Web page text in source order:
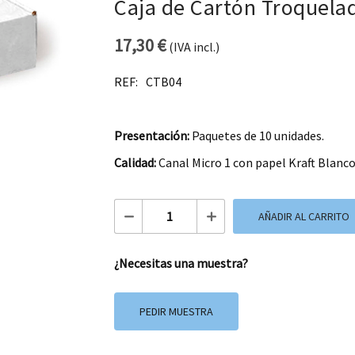
Caja de Cartón
17,30€(IVA incl.)
REF: CTB04
Presentación: Paquetes de 10 unidades.
Calidad:Canal Micro 1 con papel Kraft
Caja de Cartón Troquelada CTB04
AÑADIR AL CARRITO
¿Necesitas una muestra?
PEDIR MUESTRA